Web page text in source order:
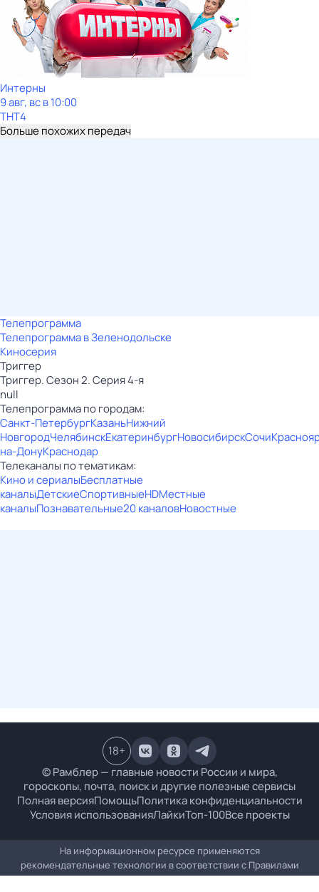
Интерны
9 авг, вс в 10:00
ТНТ4
Больше похожих передач
Телепрограмма
Телепрограмма в Зеленодольске
Киносерия
Триггер
Триггер. Сезон 2. Серия 4-я
null
Телепрограмма по городам:
Санкт-ПетербургКазаньНижний
НовгородЧелябинскЕкатеринбургНовосибирскСочи
на-ДонуКраснодар
Телеканалы по тематикам:
Кино и сериалыБесплатные
каналыДетскиеСпортивныеHDМестные
каналыПознавательные20 каналовНовостные
© Рамблер — главные новости России и мира,
гороскопы, почта, поиск и другие полезные сервисы
Полная версияПомощьПолитика конфиденциальности
Условия использованияЛайкиТоп-100Все проекты
18+
На информационном ресурсе применяются
рекомендательные технологии в соответствии с Правилами